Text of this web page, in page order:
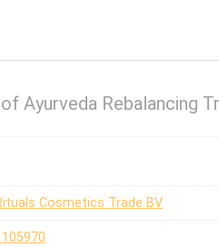
Ayurveda Rebalancing
Cosmetics Trade BV